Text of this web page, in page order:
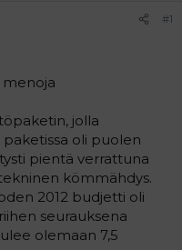
#1
menoja
jolla
oli puolen
pientä verrattuna
kömmähdys.
2012 budjetti oli
seurauksena
olemaan 7,5